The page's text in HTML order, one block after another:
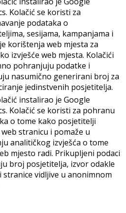
Kolačić se koristi za
podataka o
sesijama, kampanjama i
korištenja web mjesta za
izvješće web mjesta. Kolačići
pohranjuju podatke i
nasumično generirani broj za
jedinstvenih posjetitelja.
instalirao je Google
Kolačić se koristi za pohranu
o tome kako posjetitelji
stranicu i pomaže u
analitičkog izvješća o tome
mjesto radi. Prikupljeni podaci
broj posjetitelja, izvor odakle
stranice vidljive u anonimnom